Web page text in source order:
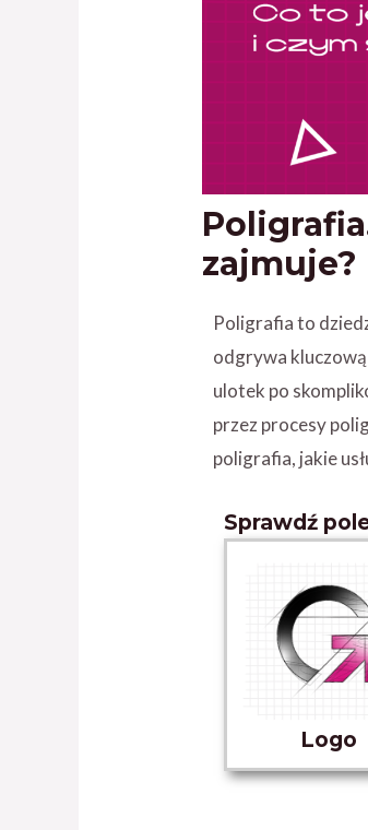
zajmuje?
Poligrafia to
odgrywa
ulotek po
przez procesy
poligrafia, jakie
Sprawdź
Logo